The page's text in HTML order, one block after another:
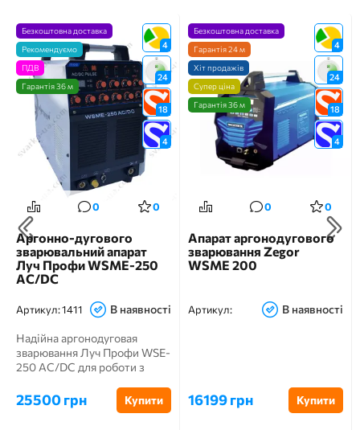
4
24
18
4
Безкоштовна доставка
Рекомендуємо
ПДВ
Гарантія 36 м
0 0
Аргонно-дугового
зварювальний апарат
Луч Профи WSME-250
AC/DC
Артикул:1411 В наявності
Надійна аргонодуговая
зварювання Луч Профи WSE-
250 AC/DC для роботи з
можли...
25500 грн Купити
4
24
18
4
Безкоштовна доставка
Гарантія 24 м
Хіт продажів
Супер ціна
Гарантія 36 м
0 0
Апарат аргонодугового
зварювання Zegor
WSME 200
Артикул: В наявності
16199 грн Купити